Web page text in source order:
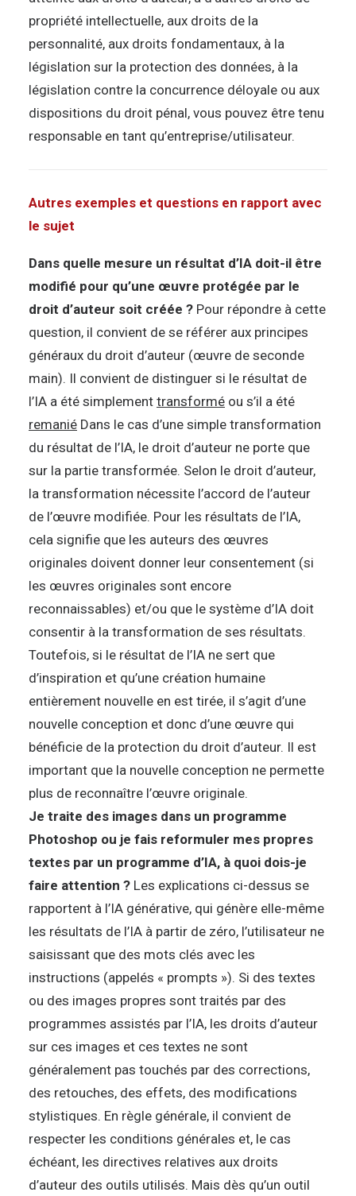
propriété intellectuelle, aux droits de la
personnalité, aux droits fondamentaux, à la
législation sur la protection des données, à la
législation contre la concurrence déloyale ou aux
dispositions du droit pénal, vous pouvez être tenu
responsable en tant qu’entreprise/utilisateur.
Autres exemples et questions en rapport avec
le sujet
Dans quelle mesure un résultat d’IA doit-il être
modifié pour qu’une œuvre protégée par le
droit d’auteur soit créée ? Pour répondre à cette
question, il convient de se référer aux principes
généraux du droit d’auteur (œuvre de seconde
main). Il convient de distinguer si le résultat de
l’IA a été simplement transformé ou s’il a été
remanié Dans le cas d’une simple transformation
du résultat de l’IA, le droit d’auteur ne porte que
sur la partie transformée. Selon le droit d’auteur,
la transformation nécessite l’accord de l’auteur
de l’œuvre modifiée. Pour les résultats de l’IA,
cela signifie que les auteurs des œuvres
originales doivent donner leur consentement (si
les œuvres originales sont encore
reconnaissables) et/ou que le système d’IA doit
consentir à la transformation de ses résultats.
Toutefois, si le résultat de l’IA ne sert que
d’inspiration et qu’une création humaine
entièrement nouvelle en est tirée, il s’agit d’une
nouvelle conception et donc d’une œuvre qui
bénéficie de la protection du droit d’auteur. Il est
important que la nouvelle conception ne permette
plus de reconnaître l’œuvre originale.
Je traite des images dans un programme
Photoshop ou je fais reformuler mes propres
textes par un programme d’IA, à quoi dois-je
faire attention ? Les explications ci-dessus se
rapportent à l’IA générative, qui génère elle-même
les résultats de l’IA à partir de zéro, l’utilisateur ne
saisissant que des mots clés avec les
instructions (appelés « prompts »). Si des textes
ou des images propres sont traités par des
programmes assistés par l’IA, les droits d’auteur
sur ces images et ces textes ne sont
généralement pas touchés par des corrections,
des retouches, des effets, des modifications
stylistiques. En règle générale, il convient de
respecter les conditions générales et, le cas
échéant, les directives relatives aux droits
d’auteur des outils utilisés. Mais dès qu’un outil